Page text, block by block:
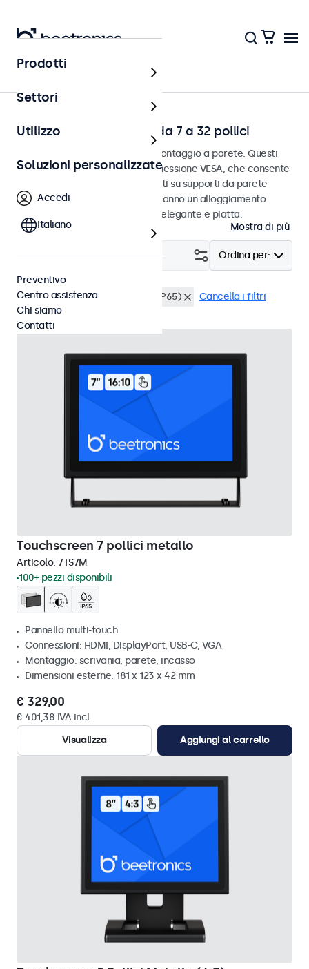
Home
Touchscreen da parete da 7 a 32 pollici
Touchscreen progettati per il montaggio a parete. Questi
touchscreen sono dotati di connessione VESA, che consente
loro di essere facilmente montati su supporti da parete
universali VESA. I touch screen hanno un alloggiamento
sottile che fornisce una finitura elegante e piatta.
Mostra di più
Ordina per:
Filtro (21)
Parete Resistente all'acqua (IP65) Cancella i filtri
Touchscreen 7 pollici metallo
Articolo: 7TS7M
100+ pezzi disponibili
Pannello multi-touch
Connessioni: HDMI, DisplayPort, USB-C, VGA
Montaggio: scrivania, parete, incasso
Dimensioni esterne: 181 x 123 x 42 mm
€ 329,00
€ 401,38 IVA incl.
Visualizza
Aggiungi al carrello
Prodotti
Settori
Utilizzo
Soluzioni personalizzate
Accedi
Italiano
Preventivo
Centro assistenza
Chi siamo
Contatti